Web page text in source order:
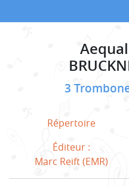
3
Répertoire
Éditeur :
Marc Reift (EMR)